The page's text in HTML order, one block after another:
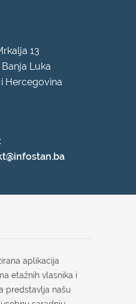
13
Luka
Hercegovina
aplikacija
etažnih vlasnika i
predstavlja našu